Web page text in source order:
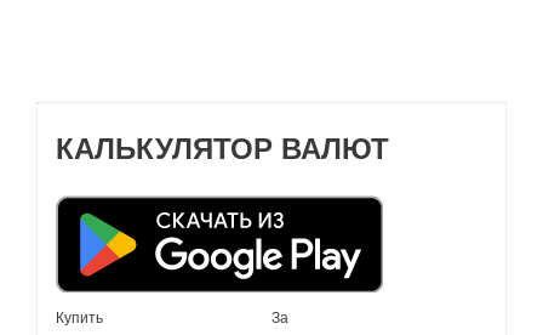
КАЛЬКУЛЯТОР ВАЛЮТ
Купить За